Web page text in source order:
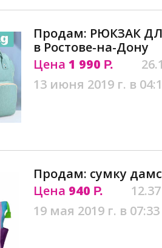
Продам: РЮКЗАК
в Ростове-на-Дону
Цена 1 990 Р.
13 июня 2019 г. в
Продам: сумку
Цена 940 Р.
19 мая 2019 г. в 07:33